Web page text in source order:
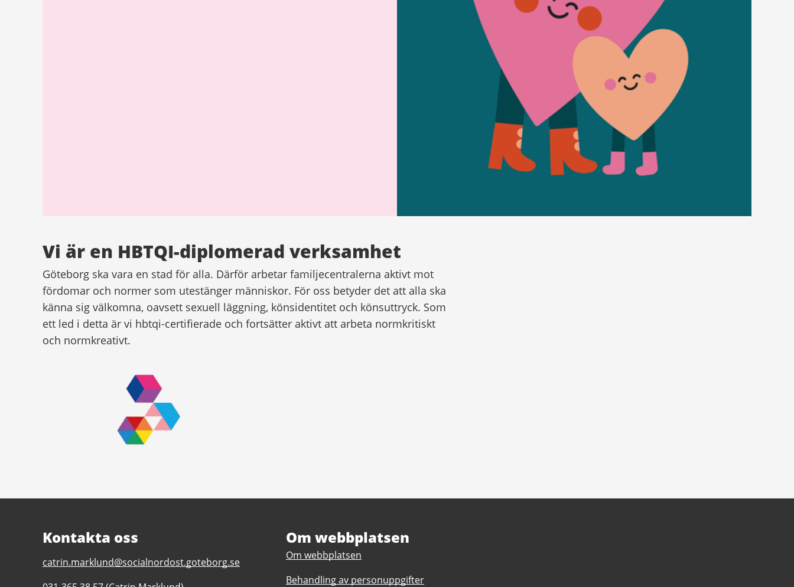
Vi är en HBTQI-diplomerad verksamhet
Göteborg ska vara en stad för alla. Därför arbetar familjecentralerna aktivt mot
fördomar och normer som utestänger människor. För oss betyder det att alla ska
känna sig välkomna, oavsett sexuell läggning, könsidentitet och könsuttryck. Som
ett led i detta är vi hbtqi-certifierade och fortsätter aktivt att arbeta normkritiskt
och normkreativt.
Kontakta oss
E-
catrin.marklund@socialnordost.goteborg.se
Om webbplatsen
Om webbplatsen
Behandling av personuppgifter